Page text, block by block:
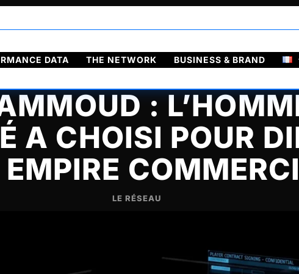
DATA THE NETWORK BUSINESS & BRAND
:
A CHOISI POUR
LE RÉSEAU